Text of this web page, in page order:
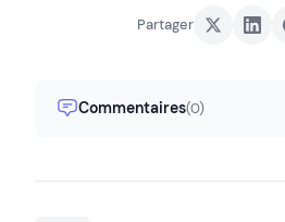
Partager
Commentaires(0)